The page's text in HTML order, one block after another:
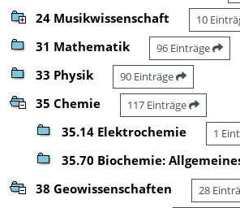
24 Musikwissenschaft 10
31 Mathematik 96 Einträge
33 Physik 90 Einträge
35 Chemie 117 Einträge
35.14 Elektrochemie 1
35.70 Biochemie:
38 Geowissenschaften 28